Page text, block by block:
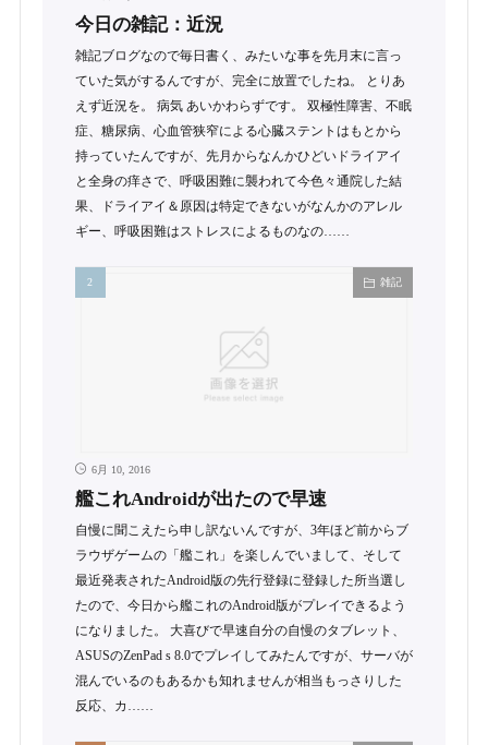
今日の雑記：近況
雑記ブログなので毎日書く、みたいな事を先月末に言っ
ていた気がするんですが、完全に放置でしたね。 とりあ
えず近況を。 病気 あいかわらずです。 双極性障害、不眠
症、糖尿病、心血管狭窄による心臓ステントはもとから
持っていたんですが、先月からなんかひどいドライアイ
と全身の痒さで、呼吸困難に襲われて今色々通院した結
果、ドライアイ＆原因は特定できないがなんかのアレル
ギー、呼吸困難はストレスによるものなの……
雑記
6月 10, 2016
艦これAndroidが出たので早速
自慢に聞こえたら申し訳ないんですが、3年ほど前からブ
ラウザゲームの「艦これ」を楽しんでいまして、そして
最近発表されたAndroid版の先行登録に登録した所当選し
たので、今日から艦これのAndroid版がプレイできるよう
になりました。 大喜びで早速自分の自慢のタブレット、
ASUSのZenPad s 8.0でプレイしてみたんですが、サーバが
混んでいるのもあるかも知れませんが相当もっさりした
反応、カ……